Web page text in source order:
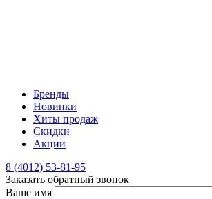
Бренды
Новинки
Хиты продаж
Скидки
Акции
8 (4012) 53-81-95
Заказать обратный звонок
Ваше имя